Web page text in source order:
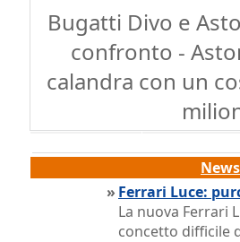
Bugatti Divo e
confronto -
calandra con un
» Ferrari Luce:
La nuova Ferrari
concetto difficile